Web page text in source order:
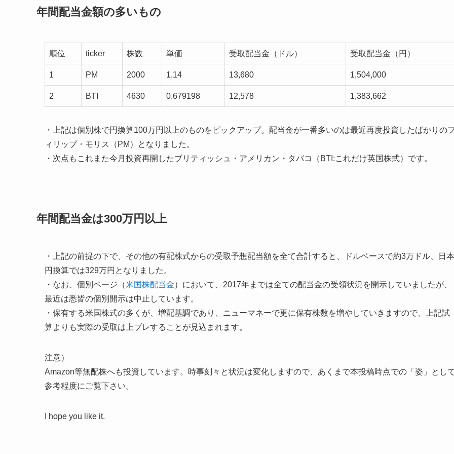
年間配当金額の多いもの
順位 ticker 株数 単価 受取配当金（ドル） 受取配当金（円）
1 PM 2000 1.14 13,680 1,504,000
2 BTI 4630 0.679198 12,578 1,383,662
・上記は個別株で円換算100万円以上のものをピックアップ。配当金が一番多いのは最近再度投資したばかりの
ィリップ・モリス（PM）となりました。
・次点もこれまた今月投資再開したブリティッシュ・アメリカン・タバコ（BTI:これだけ英国株式）です。
年間配当金は300万円以上
・上記の前提の下で、その他の有配株式からの受取予想配当額を全て合計すると、ドルベースで約3万ドル、日本
円換算では329万円となりました。
・なお、個別ページ（米国株配当金）において、2017年までは全ての配当金の受領状況を開示していましたが、
最近は悉皆の個別開示は中止しています。
・保有する米国株式の多くが、増配基調であり、ニューマネーで更に保有株数を増やしていきますので、上記試
算よりも実際の受取は上ブレすることが見込まれます。
注意）
Amazon等無配株へも投資しています。時事刻々と状況は変化しますので、あくまで本投稿時点での「姿」とし
参考程度にご覧下さい。
I hope you like it.